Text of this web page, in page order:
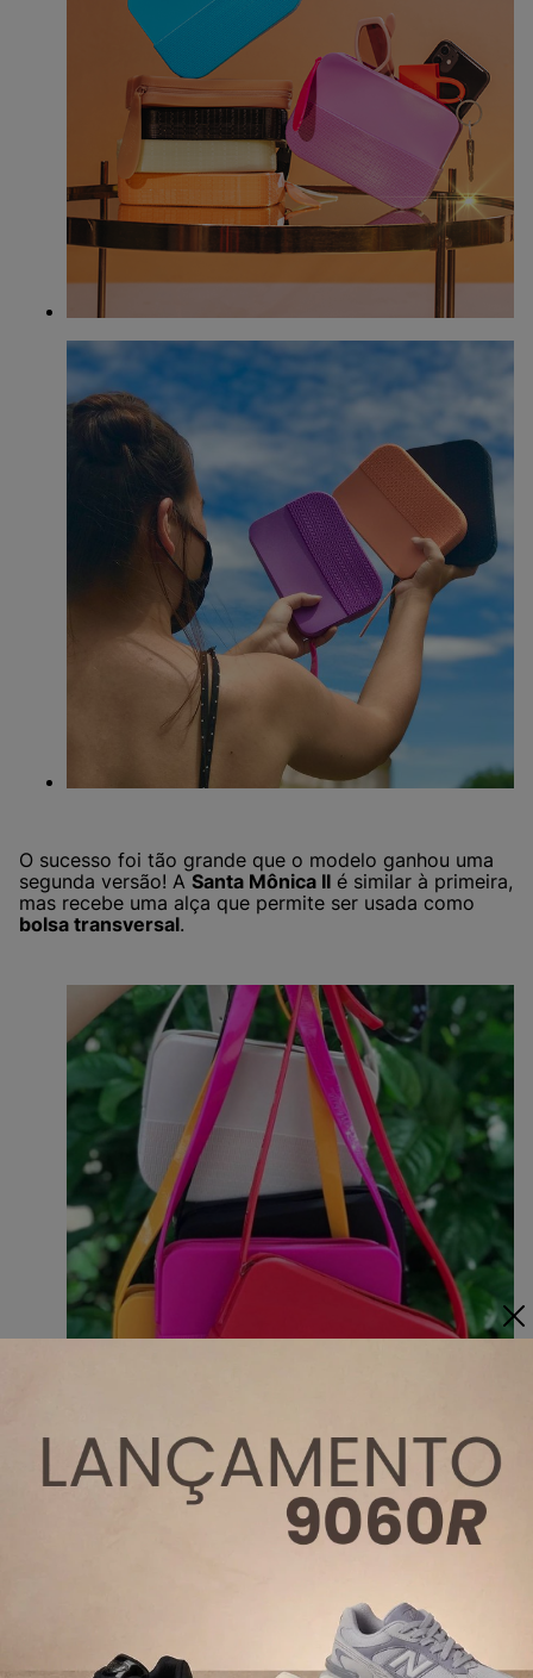
O sucesso foi tão grande que o modelo ganhou uma
segunda versão! A Santa Mônica II é similar à primeira,
mas recebe uma alça que permite ser usada como
bolsa transversal.